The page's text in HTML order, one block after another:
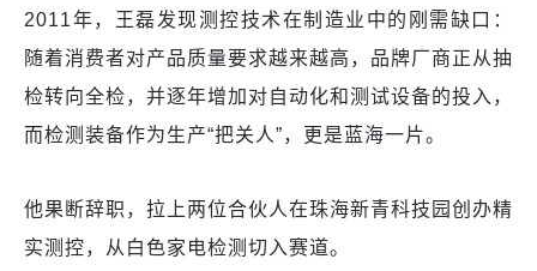
2011年，王磊发现测控技术在制造业中的刚需缺口：
随着消费者对产品质量要求越来越高，品牌厂商正从抽
检转向全检，并逐年增加对自动化和测试设备的投入，
而检测装备作为生产“把关人”，更是蓝海一片。
他果断辞职，拉上两位合伙人在珠海新青科技园创办精
实测控，从白色家电检测切入赛道。